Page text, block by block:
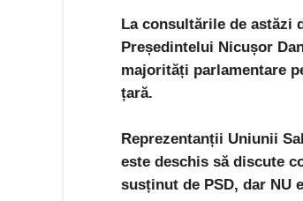
La consultările de astăzi
Președintelui Nicușor
majorități parlamentare
țară.
Reprezentanții Uniunii
este deschis să discute
susținut de PSD, dar NU